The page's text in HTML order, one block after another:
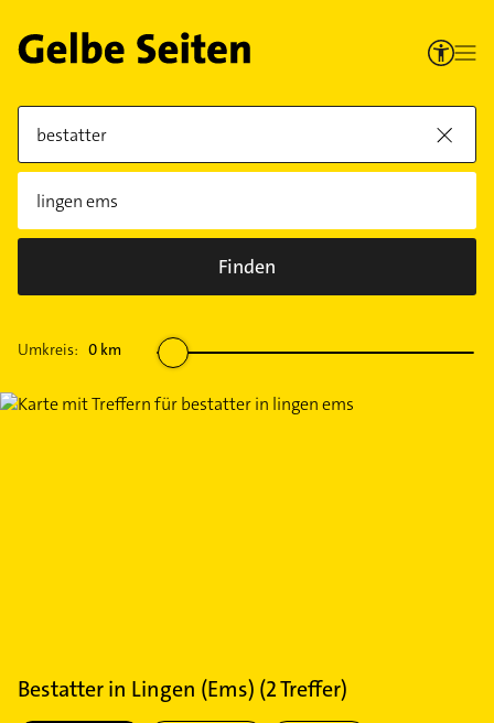
Finden
Umkreis: 0 km
Bestatterin Lingen (Ems) (2Treffer)